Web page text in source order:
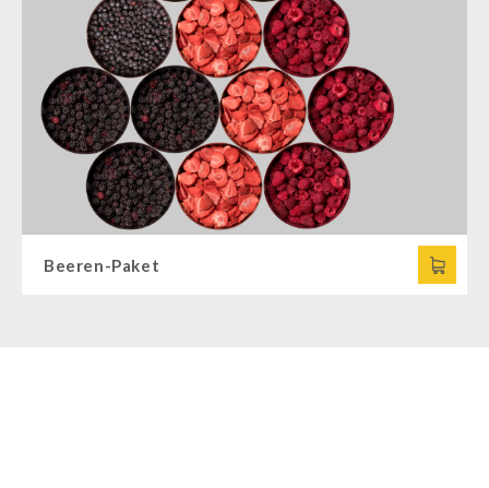
Beeren-Paket